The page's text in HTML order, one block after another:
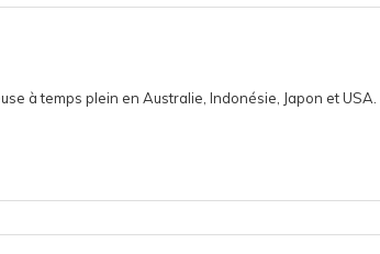
à temps plein en Australie, Indonésie, Japon et USA.